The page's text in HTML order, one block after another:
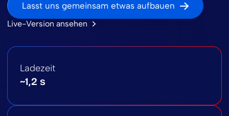
Lasst uns gemeinsam etwas aufbauen
Live-Version ansehen
Ladezeit
~1,2 s